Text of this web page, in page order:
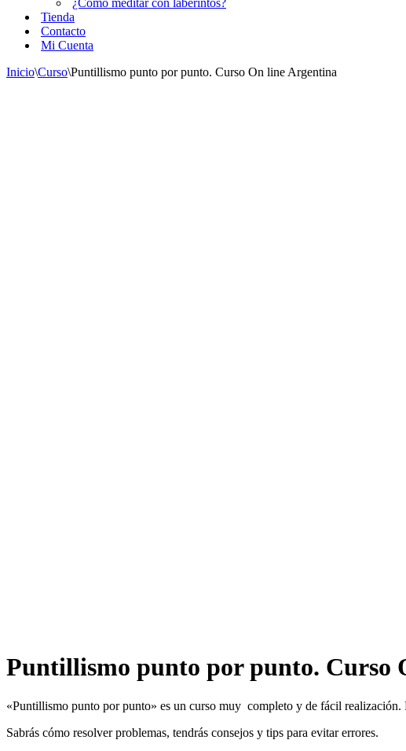
¿Cómo meditar con laberintos?
Tienda
Contacto
Mi Cuenta
Inicio\Curso\Puntillismo punto por punto. Curso On line Argentina
Puntillismo punto por punto. Curso
«Puntillismo punto por punto» es un curso muy completo y de fácil realización.
Sabrás cómo resolver problemas, tendrás consejos y tips para evitar errores.